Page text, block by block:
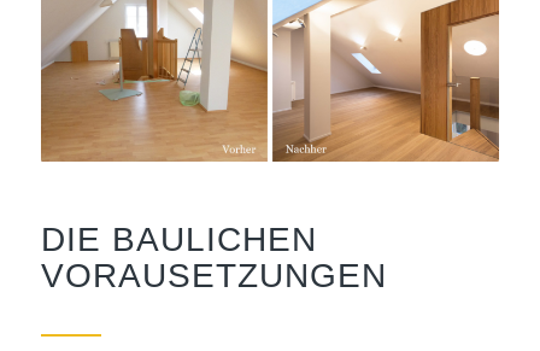
DIE BAULICHEN
VORAUSETZUNGEN